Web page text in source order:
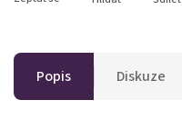
Popis Diskuze